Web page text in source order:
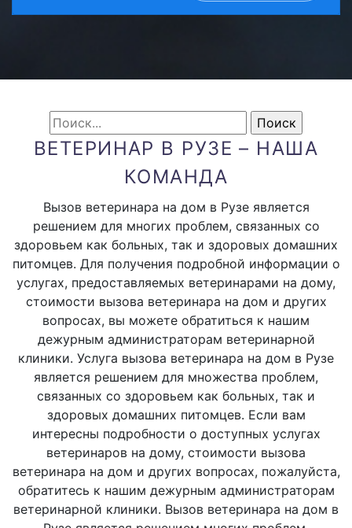
ВЕТЕРИНАР В РУЗЕ – НАША
КОМАНДА
Вызов ветеринара на дом в Рузе является
решением для многих проблем, связанных со
здоровьем как больных, так и здоровых домашних
питомцев. Для получения подробной информации о
услугах, предоставляемых ветеринарами на дому,
стоимости вызова ветеринара на дом и других
вопросах, вы можете обратиться к нашим
дежурным администраторам ветеринарной
клиники. Услуга вызова ветеринара на дом в Рузе
является решением для множества проблем,
связанных со здоровьем как больных, так и
здоровых домашних питомцев. Если вам
интересны подробности о доступных услугах
ветеринаров на дому, стоимости вызова
ветеринара на дом и других вопросах, пожалуйста,
обратитесь к нашим дежурным администраторам
ветеринарной клиники. Вызов ветеринара на дом в